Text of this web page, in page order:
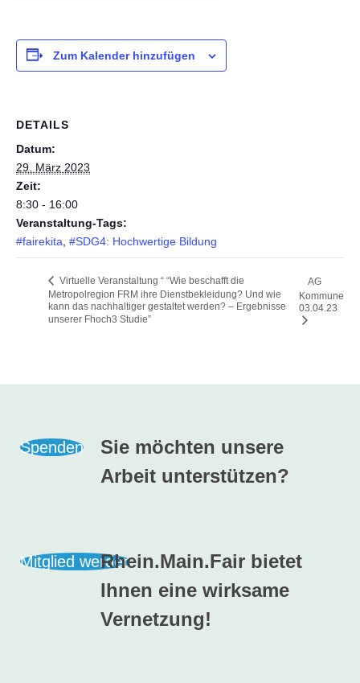
Zum Kalender hinzufügen
DETAILS
Datum:
29. März 2023
Zeit:
8:30 - 16:00
Veranstaltung-Tags:
#fairekita #SDG4: Hochwertige Bildung
Virtuelle Veranstaltung “ “Wie beschafft die
Metropolregion FRM ihre Dienstbekleidung? Und wie
kann das nachhaltiger gestaltet werden? – Ergebnisse
unserer Fhoch3 Studie”
AG
Kommune
03.04.23
Spenden
Sie möchten unsere
Arbeit unterstützen?
Mitglied werdenRhein.Main.Fair bietet
Ihnen eine wirksame
Vernetzung!